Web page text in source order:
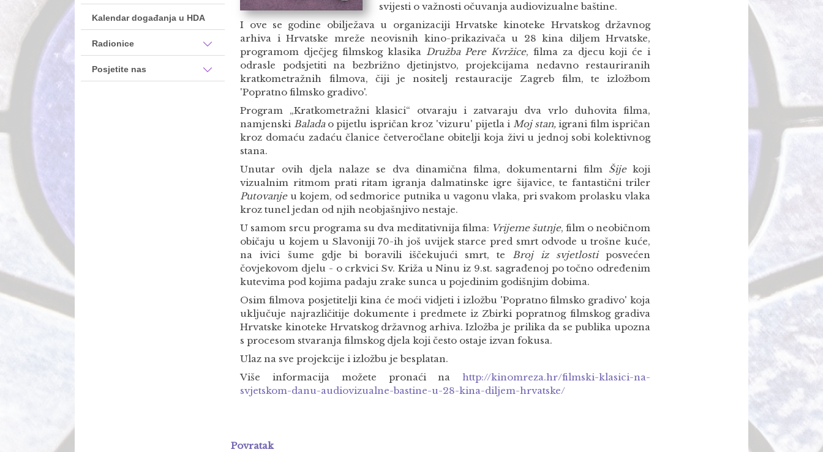
Kalendar događanja u HDA
Radionice
Posjetite nas
svijesti o važnosti očuvanja audiovizualne baštine.
I ove se godine obilježava u organizaciji Hrvatske kinoteke Hrvatskog državnog
arhiva i Hrvatske mreže neovisnih kino-prikazivača u 28 kina diljem Hrvatske,
programom dječjeg filmskog klasika Družba Pere Kvržice, filma za djecu koji će i
odrasle podsjetiti na bezbrižno djetinjstvo, projekcijama nedavno restauriranih
kratkometražnih filmova, čiji je nositelj restauracije Zagreb film, te izložbom
'Popratno filmsko gradivo'.
Program „Kratkometražni klasici“ otvaraju i zatvaraju dva vrlo duhovita filma,
namjenski Baladao pijetlu ispričan kroz 'vizuru' pijetla i Moj stan,igrani film ispričan
kroz domaću zadaću članice četveročlane obitelji koja živi u jednoj sobi kolektivnog
stana.
Unutar ovih djela nalaze se dva dinamična filma, dokumentarni film Šijekoji
vizualnim ritmom prati ritam igranja dalmatinske igre šijavice, te fantastični triler
Putovanje u kojem, od sedmorice putnika u vagonu vlaka, pri svakom prolasku vlaka
kroz tunel jedan od njih neobjašnjivo nestaje.
U samom srcu programa su dva meditativnija filma: Vrijeme šutnje, film o neobičnom
običaju u kojem u Slavoniji 70-ih još uvijek starce pred smrt odvode u trošne kuće,
na ivici šume gdje bi boravili iščekujući smrt, te Broj iz svjetlostiposvećen
čovjekovom djelu - o crkvici Sv. Križa u Ninu iz 9.st. sagrađenoj po točno određenim
kutevima pod kojima padaju zrake sunca u pojedinim godišnjim dobima.
Osim filmova posjetitelji kina će moći vidjeti i izložbu 'Popratno filmsko gradivo' koja
uključuje najrazličitije dokumente i predmete iz Zbirki popratnog filmskog gradiva
Hrvatske kinoteke Hrvatskog državnog arhiva. Izložba je prilika da se publika upozna
s procesom stvaranja filmskog djela koji često ostaje izvan fokusa.
Ulaz na sve projekcije i izložbu je besplatan.
Više informacija možete pronaći nahttp://kinomreza.hr/filmski-klasici-na-
svjetskom-danu-audiovizualne-bastine-u-28-kina-diljem-hrvatske/
Povratak